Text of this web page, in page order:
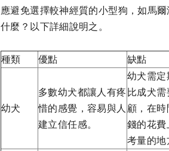
應避免選擇較神經質的小型狗，如馬
什麼？以下詳細說明之。
種類 優點 缺點
幼犬
多數幼犬都讓人有疼
惜的感覺，容易與人
建立信任感。
幼犬需定
比成犬需
顧，在時
錢的花費
考量的地